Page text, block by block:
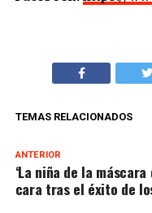
TEMAS RELACIONADOS
ANTERIOR
‘La niña de la
cara tras el éxito de